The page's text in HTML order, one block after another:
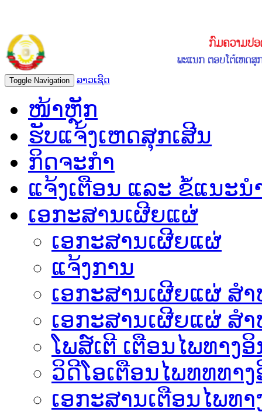
Toggle Navigation ລາວເຊີດ
ໜ້າຫຼັກ
ຮັບແຈ້ງເຫດສຸກເສີນ
ກິດຈະກຳ
ແຈ້ງເຕືອນ ແລະ ຂໍ້ແນະນ
ເອກະສານເຜີຍແຜ່
ເອກະສານເຜີຍແຜ່
ແຈ້ງການ
ເອກະສານເຜີຍແຜ່ ສ
ເອກະສານເຜີຍແຜ່ ສ
ໂພສ໌ເຕີ ເຕືອນໄພທາງອິ
ວິດີໂອເຕືອນໄພທທທາງ
ເອ​ກະ​ສານເຕືອນໄພທາ